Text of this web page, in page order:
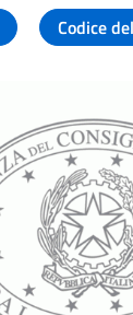
Codice